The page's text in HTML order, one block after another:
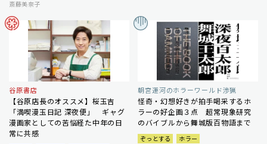
斎藤美奈子
谷原書店
【谷原店長のオススメ】桜玉吉
「満喫漫玉日記 深夜便」 ギャグ
漫画家としての苦悩経た中年の日
常に共感
朝宮運河のホラーワールド渉猟
怪奇・幻想好きが拍手喝采するホ
ラーの好企画３点 超常現象研究
のバイブルから舞城版百物語まで
ぞっとする
ホラー